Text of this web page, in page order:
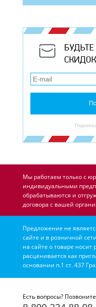
СКИДОК
Мы работаем только с
индивидуальными
обрабатываются и
договора с вашей
Предложение не
сайте и в розничной
на сайте о товаре носит
расценивается как
основании п.1 ст. 437
Есть вопросы?